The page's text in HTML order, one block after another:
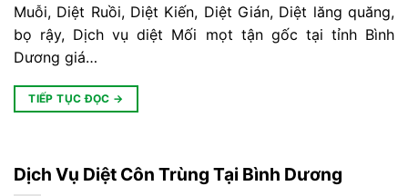
Muỗi, Diệt Ruồi, Diệt Kiến, Diệt Gián, Diệt lăng quăng,
bọ rậy, Dịch vụ diệt Mối mọt tận gốc tại tỉnh Bình
Dương giá…
TIẾP TỤC ĐỌC →
Dịch Vụ Diệt Côn Trùng Tại Bình Dương